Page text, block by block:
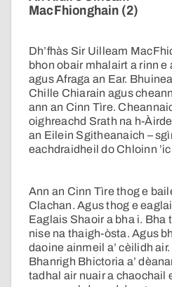
MacFhionghain (2)
Dh’fhàs Sir Uilleam
bhon obair mhalairt a rinn e
agus Afraga an Ear.
Chille Chiarain agus
ann an Cinn Tìre.
oighreachd Srath na h-
an Eilein Sgitheanaich –
eachdraidheil do Chloinn
Ann an Cinn Tìre thog e
Clachan. Agus thog e
Eaglais Shaoir a bha i. Bha
nise na thaigh-òsta. Agus
daoine ainmeil a’ cèilidh air.
Bhanrigh Bhictoria a’
tadhal air nuair a chaochail